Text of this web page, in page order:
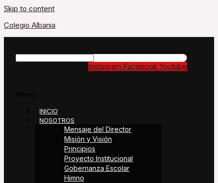
Skip to content
Colegio Albania
Instagram Facebook Youtube
INICIO
NOSOTROS
Mensaje del Director
Misión y Visión
Principios
Proyecto Institucional
Gobernanza Escolar
Himno